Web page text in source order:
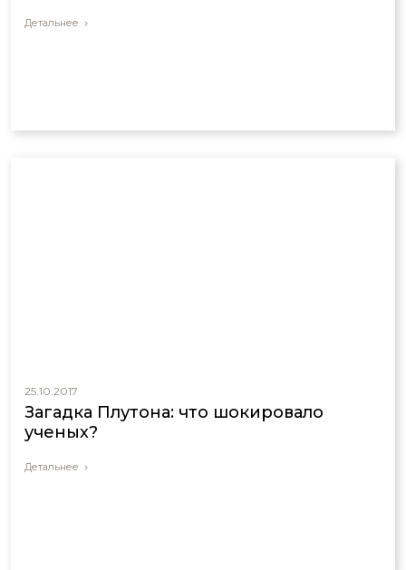
Детальнее
25.10.2017
Загадка Плутона: что шокировало
ученых?
Детальнее